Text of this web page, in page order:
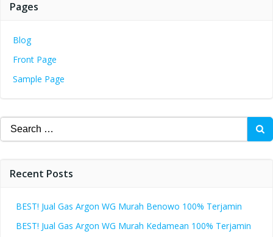
Pages
Blog
Front Page
Sample Page
Search
for:
Recent Posts
BEST! Jual Gas Argon WG Murah Benowo 100% Terjamin
BEST! Jual Gas Argon WG Murah Kedamean 100% Terjamin